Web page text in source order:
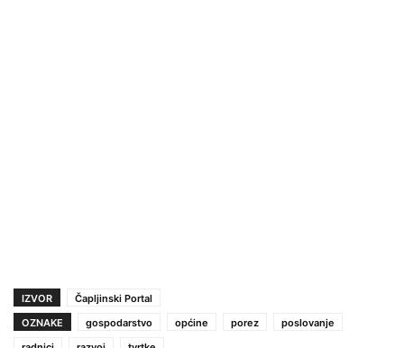
IZVOR
Čapljinski Portal
OZNAKE
gospodarstvo općine porez
poslovanje